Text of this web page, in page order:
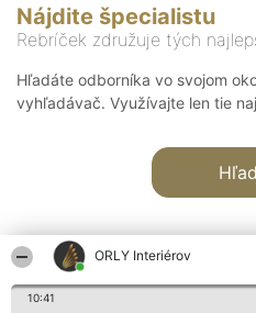
ORLY Interiérov
10:41
Nájdite špecialistu
Rebríček združuje tých
Hľadáte odborníka vo svojom
vyhľadávač. Využívajte len tie